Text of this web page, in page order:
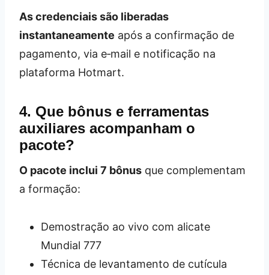
As credenciais são liberadas
instantaneamente após a confirmação de
pagamento, via e‑mail e notificação na
plataforma Hotmart.
4. Que bônus e ferramentas
auxiliares acompanham o
pacote?
O pacote inclui 7 bônus que complementam
a formação:
Demostração ao vivo com alicate
Mundial 777
Técnica de levantamento de cutícula